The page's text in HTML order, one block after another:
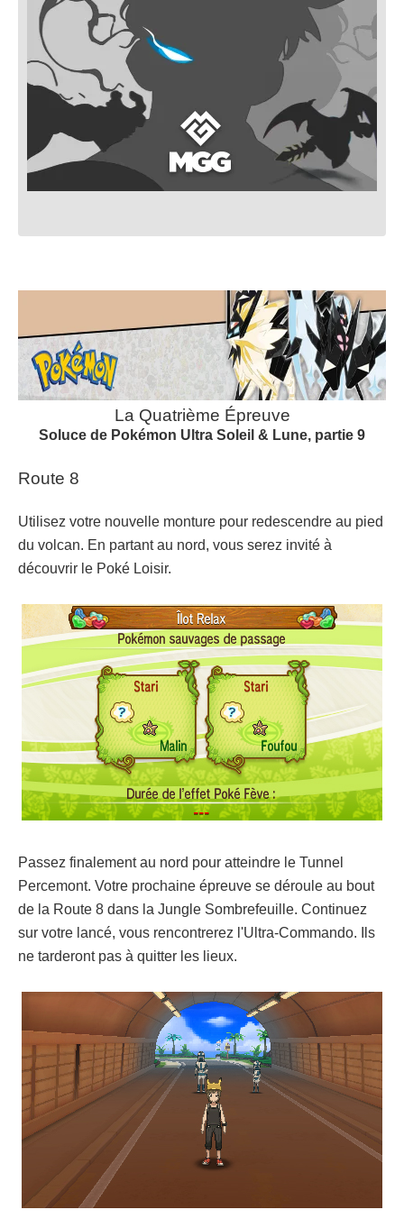
La Quatrième Épreuve
Soluce de Pokémon Ultra Soleil & Lune, partie 9
Route 8
Utilisez votre nouvelle monture pour redescendre au pied
du volcan. En partant au nord, vous serez invité à
découvrir le Poké Loisir.
Passez finalement au nord pour atteindre le Tunnel
Percemont. Votre prochaine épreuve se déroule au bout
de la Route 8 dans la Jungle Sombrefeuille. Continuez
sur votre lancé, vous rencontrerez l'Ultra-Commando. Ils
ne tarderont pas à quitter les lieux.